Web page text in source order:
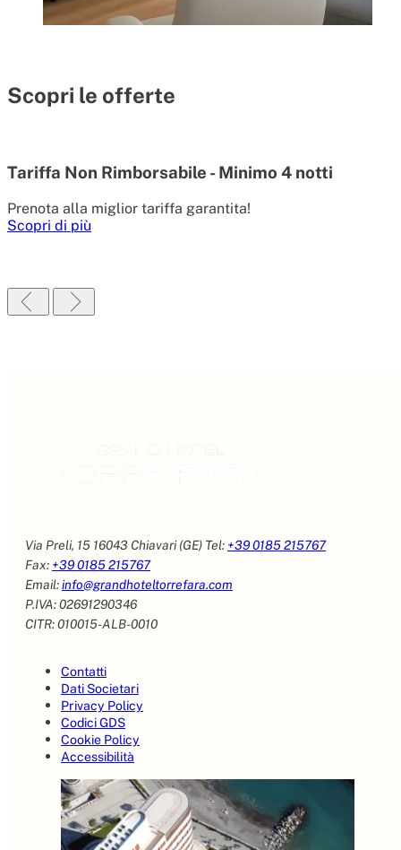
Scopri le offerte
Tariffa Non Rimborsabile - Minimo 4 notti
Prenota alla miglior tariffa garantita!
Scopri di più
Via Preli, 15 16043 Chiavari (GE) Tel: +39 0185 215767
Fax: +39 0185 215767
Email:info@grandhoteltorrefara.com
P.IVA: 02691290346
CITR: 010015-ALB-0010
Contatti
Dati Societari
Privacy Policy
Codici GDS
Cookie Policy
Accessibilità